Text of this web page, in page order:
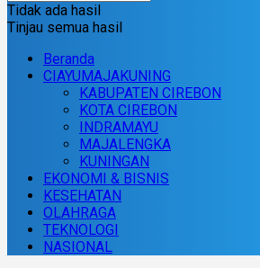
Tidak ada hasil
Tinjau semua hasil
Beranda
CIAYUMAJAKUNING
KABUPATEN CIREBON
KOTA CIREBON
INDRAMAYU
MAJALENGKA
KUNINGAN
EKONOMI & BISNIS
KESEHATAN
OLAHRAGA
TEKNOLOGI
NASIONAL